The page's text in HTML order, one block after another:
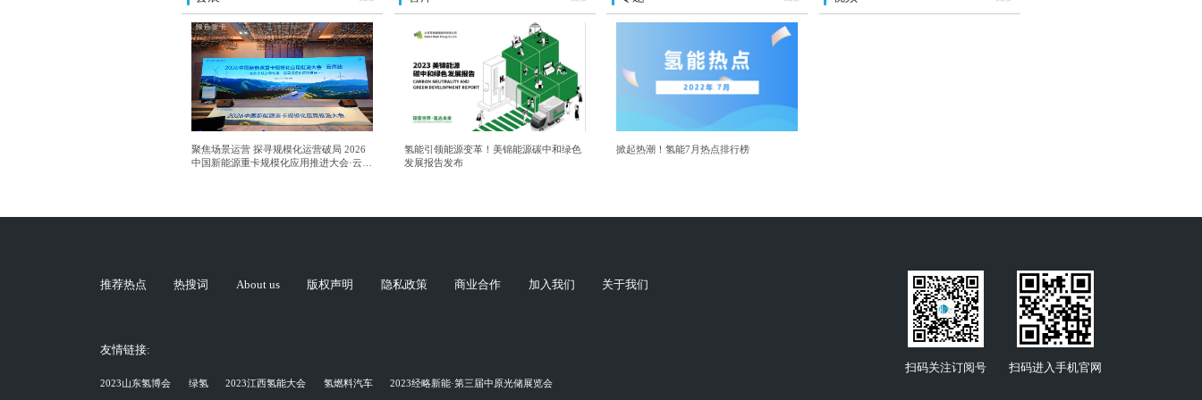
聚焦场景运营 探寻规模化运营破局 2026
中国新能源重卡规模化应用推进大会·云南
氢能引领能源变革！美锦能源碳中和绿色
发展报告发布
掀起热潮！氢能7月热点排行榜
推荐热点 热搜词 About us 版权声明 隐私政策 商业合作 加入我们 关于我们
友情链接:
2023山东氢博会 绿氢 2023江西氢能大会 氢燃料汽车 2023经略新能·第三届中原光储展览会
扫码关注订阅号 扫码进入手机官网